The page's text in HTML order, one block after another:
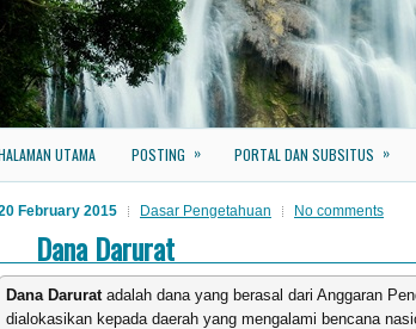
UTAMA POSTING » PORTAL DAN SUBSITUS »
February 2015 Dasar Pengetahuan No comments
Dana Darurat
Dana Daruratadalah dana yang berasal dari Anggaran
dialokasikan kepada daerah yang mengalami bencana